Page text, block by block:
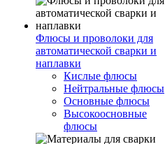
Флюсы и проволоки для
автоматической сварки и
наплавки
Кислые флюсы
Нейтральные флюсы
Основные флюсы
Высокоосновные
флюсы